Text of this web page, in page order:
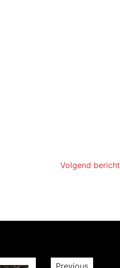
Volgend bericht
Previous